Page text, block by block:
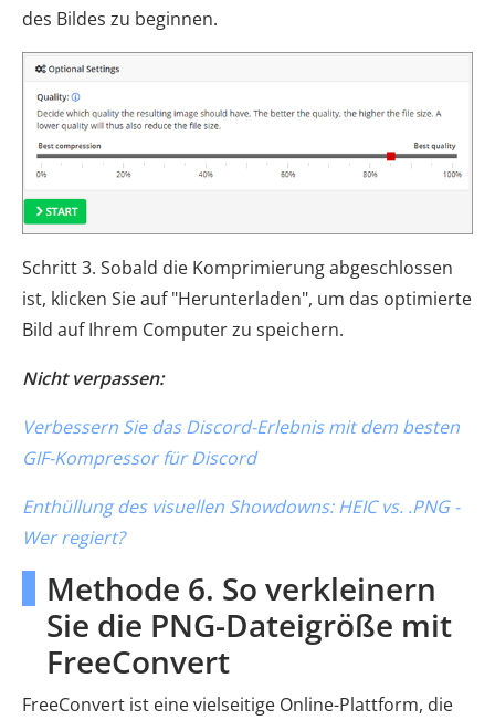
des Bildes zu beginnen.
Schritt 3. Sobald die Komprimierung abgeschlossen
ist, klicken Sie auf "Herunterladen", um das optimierte
Bild auf Ihrem Computer zu speichern.
Nicht verpassen:
Verbessern Sie das Discord-Erlebnis mit dem besten
GIF-Kompressor für Discord
Enthüllung des visuellen Showdowns: HEIC vs. .PNG -
Wer regiert?
Methode 6. So verkleinern
Sie die PNG-Dateigröße mit
FreeConvert
FreeConvert ist eine vielseitige Online-Plattform, die